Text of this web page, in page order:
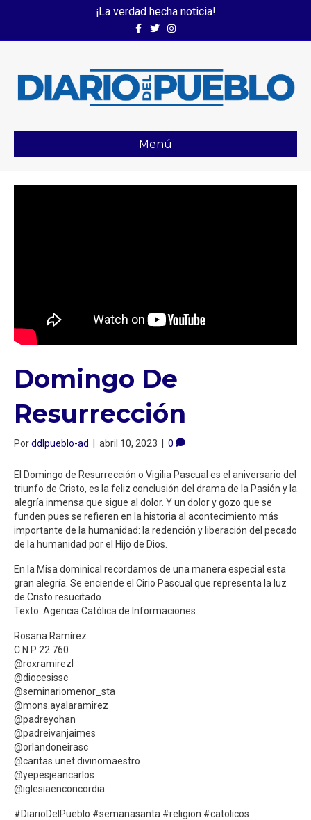
¡La verdad hecha noticia!
FacebookTwitterInstagram
Menú
Domingo De
Resurrección
Porddlpueblo-ad abril 10, 2023 0
El Domingo de Resurrección o Vigilia Pascual es el aniversario del
triunfo de Cristo, es la feliz conclusión del drama de la Pasión y la
alegría inmensa que sigue al dolor. Y un dolor y gozo que se
funden pues se refieren en la historia al acontecimiento más
importante de la humanidad: la redención y liberación del pecado
de la humanidad por el Hijo de Dios.
En la Misa dominical recordamos de una manera especial esta
gran alegría. Se enciende el Cirio Pascual que representa la luz
de Cristo resucitado.
Texto: Agencia Católica de Informaciones.
Rosana Ramírez
C.N.P 22.760
@roxramirezl
@diocesissc
@seminariomenor_sta
@mons.ayalaramirez
@padreyohan
@padreivanjaimes
@orlandoneirasc
@caritas.unet.divinomaestro
@yepesjeancarlos
@iglesiaenconcordia
#DiarioDelPueblo #semanasanta #religion #catolicos